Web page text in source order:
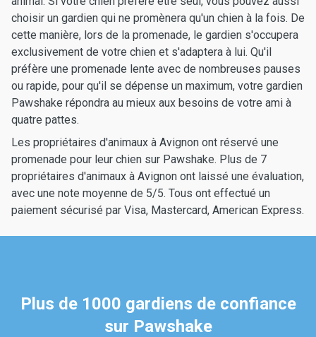
choisir un gardien qui ne promènera qu'un chien à la fois. De
cette manière, lors de la promenade, le gardien s'occupera
exclusivement de votre chien et s'adaptera à lui. Qu'il
préfère une promenade lente avec de nombreuses pauses
ou rapide, pour qu'il se dépense un maximum, votre gardien
Pawshake répondra au mieux aux besoins de votre ami à
quatre pattes.
Les propriétaires d'animaux à Avignon ont réservé une
promenade pour leur chien sur Pawshake. Plus de 7
propriétaires d'animaux à Avignon ont laissé une évaluation,
avec une note moyenne de 5/5. Tous ont effectué un
paiement sécurisé par Visa, Mastercard, American Express.
Plus de 1000 gardiens de confiance
sur Pawshake